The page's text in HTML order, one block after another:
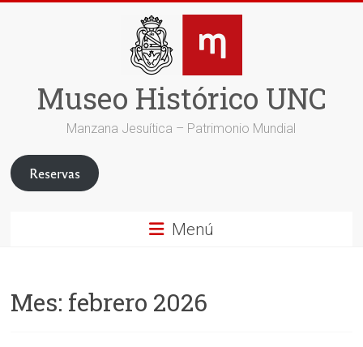
Museo Histórico UNC
Manzana Jesuítica – Patrimonio Mundial
Reservas
Menú
Mes: febrero 2026